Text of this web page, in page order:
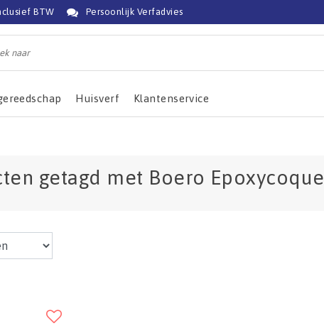
BTW Persoonlijk Verfadvies
Huisverf Klantenservice
getagd met Boero Epoxycoque